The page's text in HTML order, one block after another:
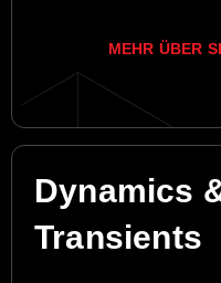
MEHR ÜBER
Dynamics
Transients